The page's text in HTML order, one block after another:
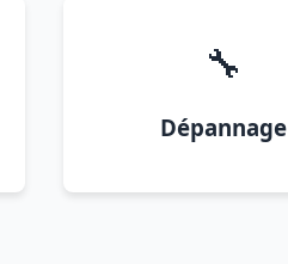
🔧
Dépannage